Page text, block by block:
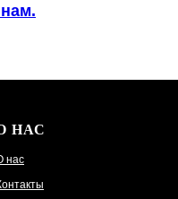
НАС
нас